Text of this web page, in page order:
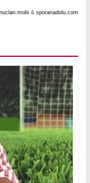
&sporanadolu.com